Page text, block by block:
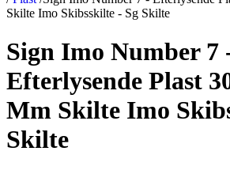
Skilte Imo Skibsskilte - Sg Skilte
Sign Imo Number 7
Efterlysende Plast
Mm Skilte Imo
Skilte